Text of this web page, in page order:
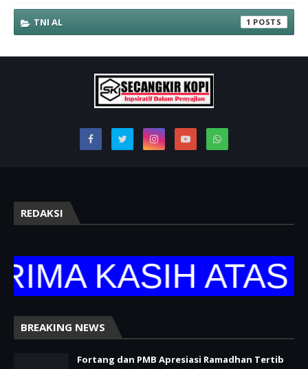
TNI AL 1
REDAKSI
KASIH ATAS
BREAKING NEWS
Fortang dan PMB Apresiasi Ramadhan Tertib